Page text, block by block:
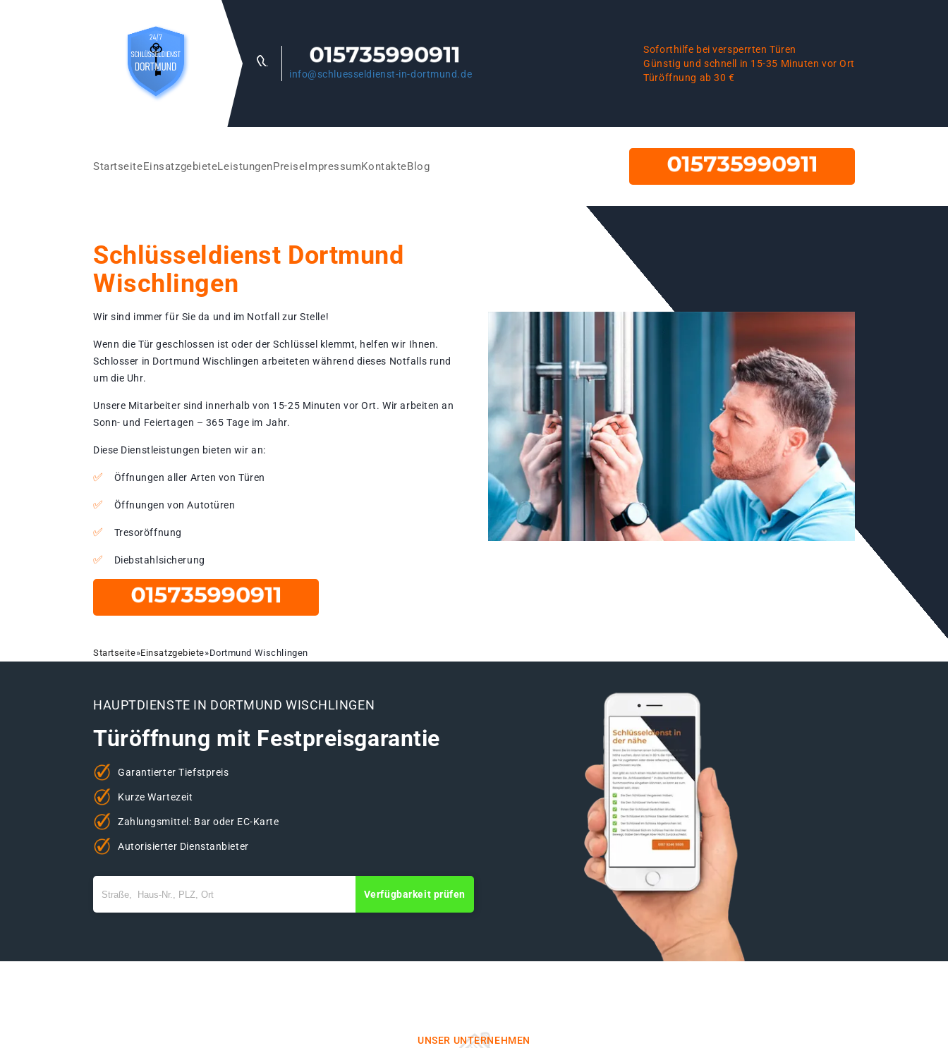
info@schluesseldienst-in-dortmund.de
Soforthilfe bei versperrten Türen
Günstig und schnell in 15-35 Minuten vor Ort
Türöffnung ab 30 €
StartseiteEinsatzgebieteLeistungenPreiseImpressumKontakteBlog
Schlüsseldienst Dortmund
Wischlingen
Wir sind immer für Sie da und im Notfall zur Stelle!
Wenn die Tür geschlossen ist oder der Schlüssel klemmt, helfen wir Ihnen.
Schlosser in Dortmund Wischlingen arbeiteten während dieses Notfalls rund
um die Uhr.
Unsere Mitarbeiter sind innerhalb von 15-25 Minuten vor Ort. Wir arbeiten an
Sonn- und Feiertagen – 365 Tage im Jahr.
Diese Dienstleistungen bieten wir an:
Öffnungen aller Arten von Türen
Öffnungen von Autotüren
Tresoröffnung
Diebstahlsicherung
Startseite»Einsatzgebiete»Dortmund Wischlingen
HAUPTDIENSTE IN DORTMUND WISCHLINGEN
Türöffnung mit Festpreisgarantie
Garantierter Tiefstpreis
Kurze Wartezeit
Zahlungsmittel: Bar oder EC-Karte
Autorisierter Dienstanbieter
Verfügbarkeit prüfen
UNSER UNTERNEHMEN